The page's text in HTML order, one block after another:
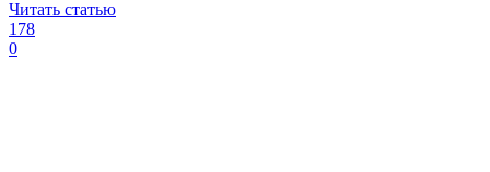
Читать статью
178
0